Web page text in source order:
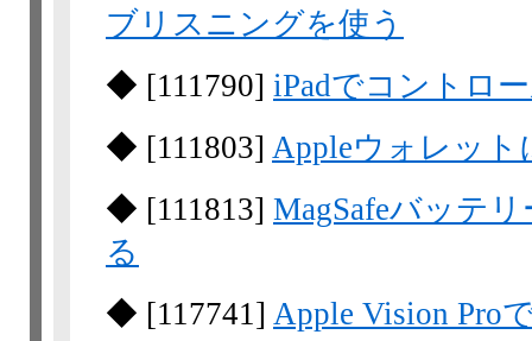
ブリスニングを使う
◆ [111790] iPadでコントロ
◆ [111803] Appleウォレット
◆ [111813] MagSafeバッテ
る
◆ [117741] Apple Vision Pro